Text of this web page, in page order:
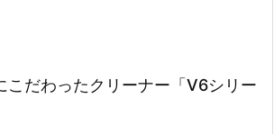
こだわったクリーナー「V6シリー